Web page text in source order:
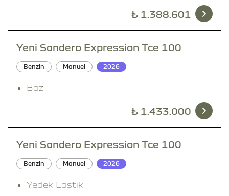
₺ 1.388.601
Yeni Sandero Expression Tce 100
Benzin Manuel 2026
Baz
₺ 1.433.000
Yeni Sandero Expression Tce 100
Benzin Manuel 2026
Yedek Lastik